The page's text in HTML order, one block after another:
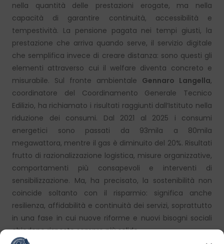
nella quantità delle prestazioni erogate, ma nella
capacità di garantire continuità, accessibilità e
tempestività. La pensione pagata nei tempi giusti, la
prestazione che arriva quando serve, il servizio digitale
che semplifica invece di creare distanza: sono questi gli
elementi attraverso cui il welfare diventa concreto e
misurabile. Sul fronte ambientale Gennaro Langella,
coordinatore del Coordinamento Generale Tecnico
Edilizio, ha richiamato i risultati raggiunti dall’Istituto nella
riduzione dei consumi. Dal 2021 al 2025 i consumi
energetici sono passati da 93mila a 80mila
megawattora, mentre il gas è diminuito del 20%. Risultati
frutto di razionalizzazione logistica, misure organizzative,
comportamenti più consapevoli e interventi di
sensibilizzazione. Ma, ha precisato, la sostenibilità non
coincide soltanto con il risparmio: significa anche
resilienza, affidabilità e continuità dei servizi, soprattutto
in una fase in cui nuove riforme e nuovi bisogni sociali
chiedono risposte sempre più solide.